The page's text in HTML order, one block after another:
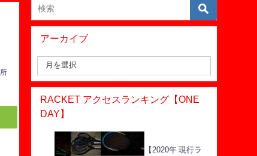
アーカイブ
RACKET アクセスランキング【ONE
DAY】
【2020年 現行ラ